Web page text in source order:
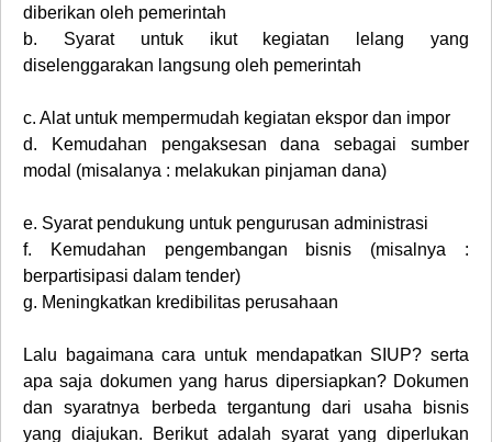
diberikan oleh pemerintah
b.
Syarat untuk ikut kegiatan lelang yang
diselenggarakan langsung oleh pemerintah
c. Alat untuk mempermudah kegiatan ekspor dan impor
d.
Kemudahan pengaksesan dana sebagai sumber
modal (misalanya : melakukan pinjaman dana)
e. Syarat pendukung untuk pengurusan administrasi
f.
Kemudahan pengembangan bisnis (misalnya :
berpartisipasi dalam tender)
g. Meningkatkan kredibilitas perusahaan
Lalu bagaimana cara untuk mendapatkan SIUP? serta
apa saja dokumen yang harus dipersiapkan? Dokumen
dan syaratnya berbeda tergantung dari usaha bisnis
yang diajukan. Berikut adalah syarat yang diperlukan